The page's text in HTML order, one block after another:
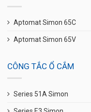
Aptomat Simon 65C
Aptomat Simon 65V
CÔNG TẮC Ổ CẮM
Series 51A Simon